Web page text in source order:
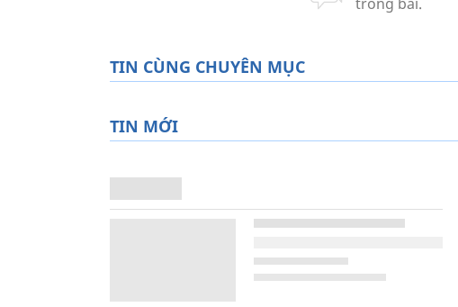
TIN CÙNG CHUYÊN MỤC
TIN MỚI